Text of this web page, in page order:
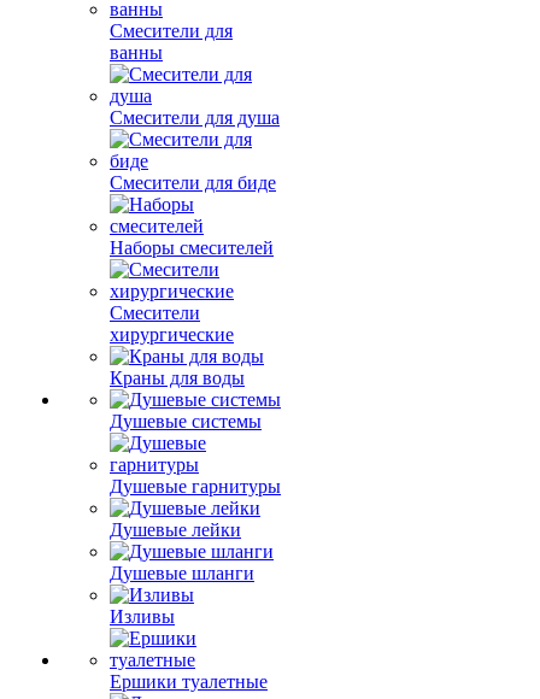
Смесители для
ванны
Смесители для душа
Смесители для биде
Наборы смесителей
Смесители
хирургические
Краны для воды
Душевые системы
Душевые гарнитуры
Душевые лейки
Душевые шланги
Изливы
Ершики туалетные